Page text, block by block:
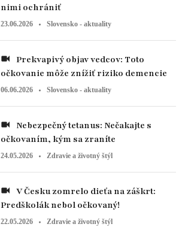
nimi ochrániť
23.06.2026 Slovensko - aktuality
očkovanie môže znížiť riziko demencie
06.06.2026 Slovensko - aktuality
očkovaním, kým sa zraníte
24.05.2026 Zdravie a životný štýl
Predškolák nebol očkovaný!
22.05.2026 Zdravie a životný štýl